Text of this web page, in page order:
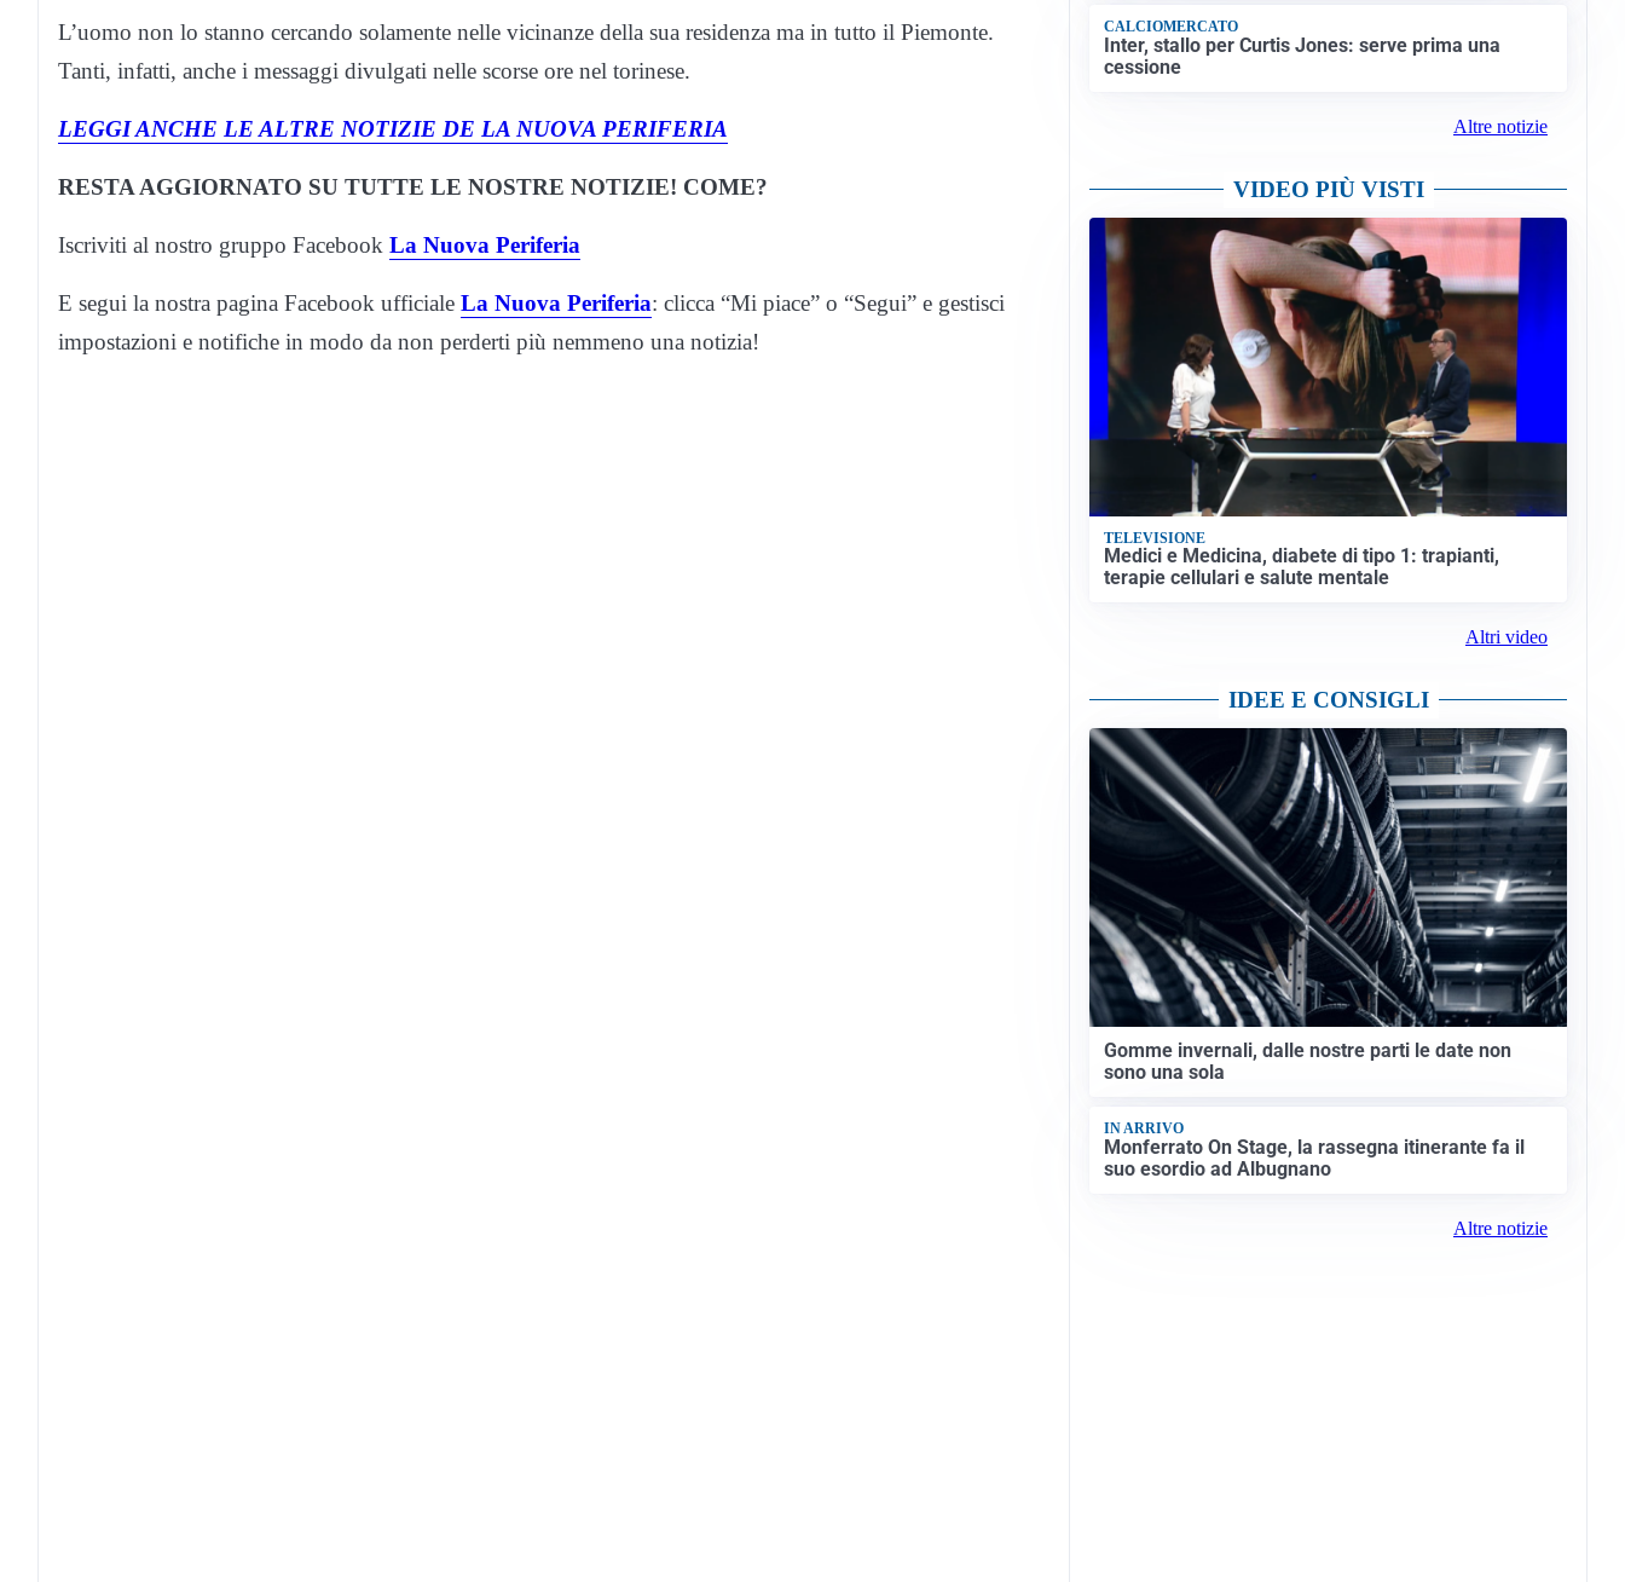
L’uomo non lo stanno cercando solamente nelle vicinanze della sua residenza ma in tutto il Piemonte.
Tanti, infatti, anche i messaggi divulgati nelle scorse ore nel torinese.
LEGGI ANCHE LE ALTRE NOTIZIE DE LA NUOVA PERIFERIA
RESTA AGGIORNATO SU TUTTE LE NOSTRE NOTIZIE! COME?
Iscriviti al nostro gruppo Facebook La Nuova Periferia
E segui la nostra pagina Facebook ufficiale La Nuova Periferia: clicca “Mi piace” o “Segui” e gestisci
impostazioni e notifiche in modo da non perderti più nemmeno una notizia!
CALCIOMERCATO
Inter, stallo per Curtis Jones: serve prima una
cessione
Altre notizie
VIDEO PIÙ VISTI
TELEVISIONE
Medici e Medicina, diabete di tipo 1: trapianti,
terapie cellulari e salute mentale
Altri video
IDEE E CONSIGLI
Gomme invernali, dalle nostre parti le date non
sono una sola
IN ARRIVO
Monferrato On Stage, la rassegna itinerante fa il
suo esordio ad Albugnano
Altre notizie